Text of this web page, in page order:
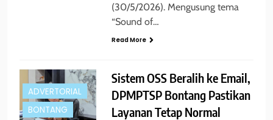
(30/5/2026). Mengusung tema
“Sound of…
Read More
ADVERTORIAL
BONTANG
Sistem OSS Beralih ke Email,
DPMPTSP Bontang Pastikan
Layanan Tetap Normal